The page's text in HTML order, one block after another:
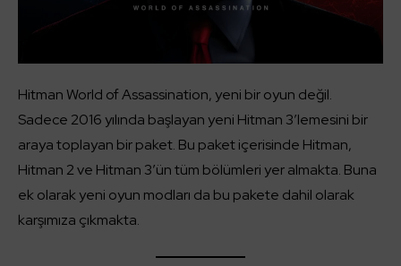
Hitman World of Assassination, yeni bir oyun değil.
Sadece 2016 yılında başlayan yeni Hitman 3’lemesini bir
araya toplayan bir paket. Bu paket içerisinde Hitman,
Hitman 2 ve Hitman 3’ün tüm bölümleri yer almakta. Buna
ek olarak yeni oyun modları da bu pakete dahil olarak
karşımıza çıkmakta.